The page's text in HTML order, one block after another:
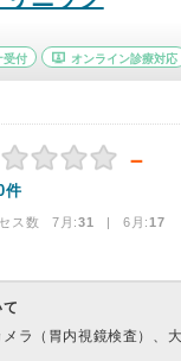
受付 オンライン診療対応
－
件
ス数 7月:31 | 6月:17
メラ（胃内視鏡検査）、